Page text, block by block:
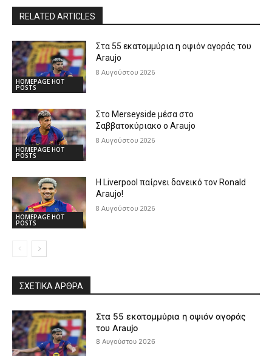
RELATED ARTICLES
HOMEPAGE HOT
POSTS
Στα 55 εκατομμύρια η οψιόν αγοράς του
Araujo
8 Αυγούστου 2026
HOMEPAGE HOT
POSTS
Στο Merseyside μέσα στο
Σαββατοκύριακο ο Araujo
8 Αυγούστου 2026
HOMEPAGE HOT
POSTS
Η Liverpool παίρνει δανεικό τον Ronald
Araujo!
8 Αυγούστου 2026
ΣΧΕΤΙΚΆ ΆΡΘΡΑ
Στα 55 εκατομμύρια η οψιόν αγοράς
του Araujo
8 Αυγούστου 2026